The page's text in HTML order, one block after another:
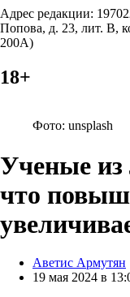
Адрес редакции:
Попова, д. 23, лит. В,
200А)
18+
Фото: unsplash
Ученые
что
Posted
by
Аветис Армутян
19 мая 2024 в